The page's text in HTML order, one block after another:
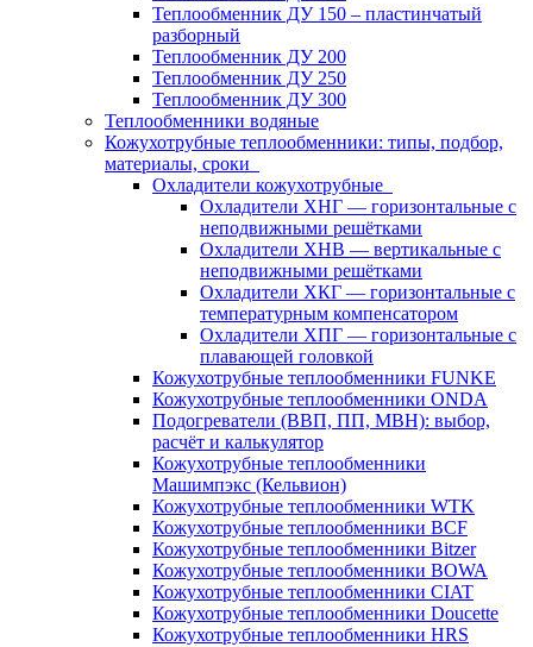
Теплообменник ДУ 150 – пластинчатый
разборный
Теплообменник ДУ 200
Теплообменник ДУ 250
Теплообменник ДУ 300
Теплообменники водяные
Кожухотрубные теплообменники: типы, подбор,
материалы, сроки
Охладители кожухотрубные
Охладители ХНГ — горизонтальные с
неподвижными решётками
Охладители ХНВ — вертикальные с
неподвижными решётками
Охладители ХКГ — горизонтальные с
температурным компенсатором
Охладители ХПГ — горизонтальные с
плавающей головкой
Кожухотрубные теплообменники FUNKE
Кожухотрубные теплообменники ONDA
Подогреватели (ВВП, ПП, МВН): выбор,
расчёт и калькулятор
Кожухотрубные теплообменники
Машимпэкс (Кельвион)
Кожухотрубные теплообменники WTK
Кожухотрубные теплообменники BCF
Кожухотрубные теплообменники Bitzer
Кожухотрубные теплообменники BOWA
Кожухотрубные теплообменники CIAT
Кожухотрубные теплообменники Doucette
Кожухотрубные теплообменники HRS